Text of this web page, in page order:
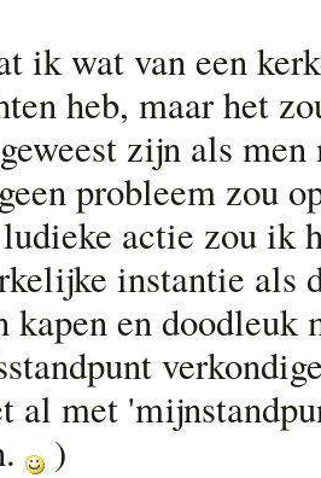
ik wat van een
heb, maar het
zijn als
probleem zou
actie zou ik
instantie als
kapen en doodleuk
al met
)